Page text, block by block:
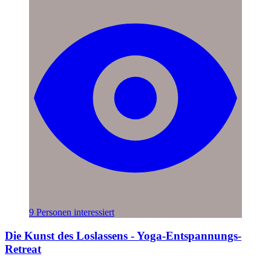
9 Personen interessiert
Die Kunst des Loslassens - Yoga-Entspannungs-
Retreat